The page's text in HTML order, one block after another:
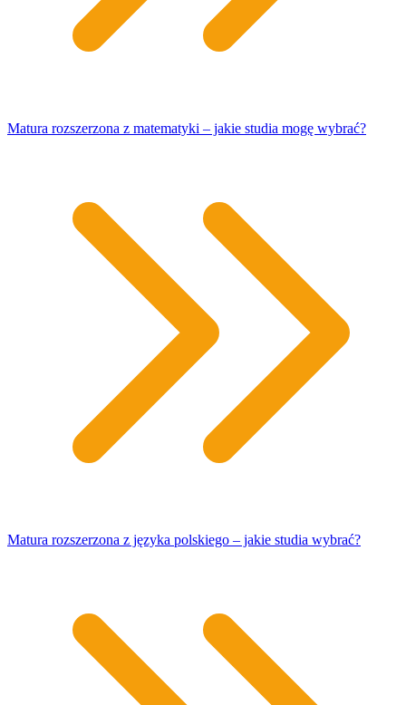
Matura rozszerzona z matematyki – jakie studia mogę wybrać?
Matura rozszerzona z języka polskiego – jakie studia wybrać?